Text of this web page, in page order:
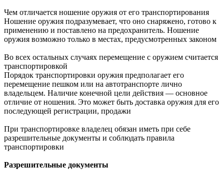
Чем отличается ношение оружия от его транспортирования
Ношение оружия подразумевает, что оно снаряжено, готово к
применению и поставлено на предохранитель. Ношение
оружия возможно только в местах, предусмотренных законом
Во всех остальных случаях перемещение с оружием считается
транспортировкой
Порядок транспортировки оружия предполагает его
перемещение пешком или на автотранспорте лично
владельцем. Наличие конечной цели действия — основное
отличие от ношения. Это может быть доставка оружия для его
последующей регистрации, продажи
При транспортировке владелец обязан иметь при себе
разрешительные документы и соблюдать правила
транспортировки
Разрешительные документы